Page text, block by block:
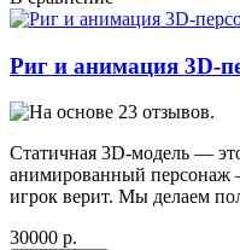
Риг и анимация 3D-
Статичная 3D-модель —
анимированный персонаж
игрок верит. Мы делаем
30000 р.